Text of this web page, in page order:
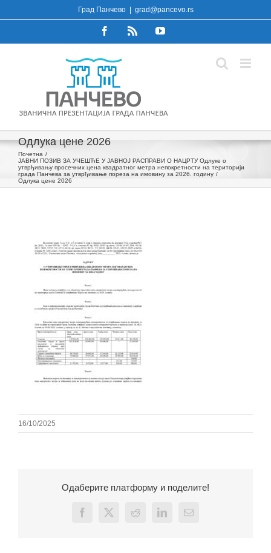
to
Град Панчево grad@pancevo.rs
FacebookRss YouTube
Одлука цене 2026
Почетна
ЈАВНИ ПОЗИВ ЗА УЧЕШЋЕ У ЈАВНОЈ РАСПРАВИ О НАЦРТУ Одлуке o
утврђивању просечних цена квадратног метра непокретности на територији
града Панчева за утврђивање пореза на имовину за 2026. годину
Одлука цене 2026
16/10/2025
Одаберите платформу и поделите!
Facebook
X Reddit LinkedInEmail